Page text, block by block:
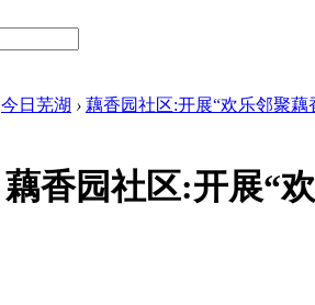
今日芜湖 › 藕香园社区:开展“欢乐邻聚
藕香园社区:开展“